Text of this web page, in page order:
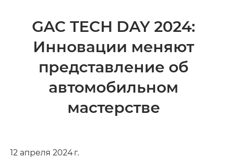
GAC TECH DAY 2024:
Инновации меняют
представление об
автомобильном
мастерстве
12 апреля 2024 г.